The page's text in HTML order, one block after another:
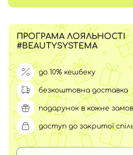
ПРОГРАМА ЛОЯЛЬНОСТІ
#BEAUTYSYSTEMA
до 10% кешбеку
безкоштовна доставка
подарунок в кожне
доступ до закритої